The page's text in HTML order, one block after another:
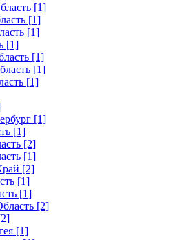
[1]
[1]
[1]
[1]
[1]
[1]
[1]
[1]
[1]
[2]
[1]
[2]
[1]
[1]
[2]
[1]